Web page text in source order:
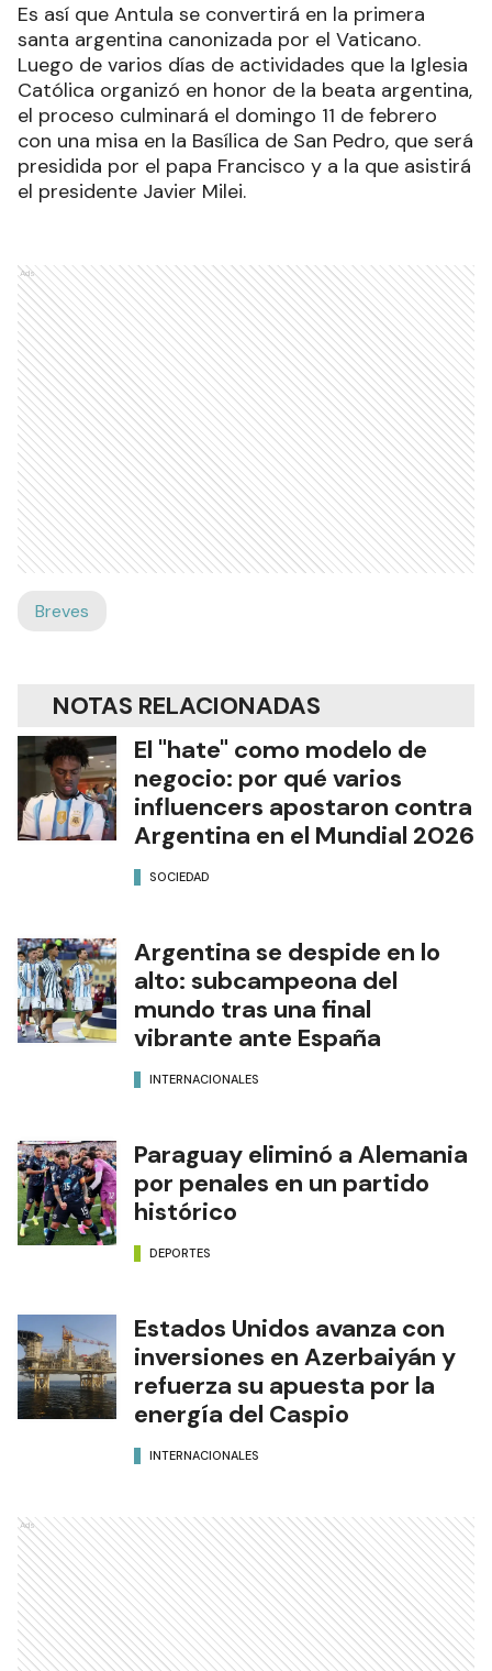
Es así que Antula se convertirá en la primera
santa argentina canonizada por el Vaticano.
Luego de varios días de actividades que la Iglesia
Católica organizó en honor de la beata argentina,
el proceso culminará el domingo 11 de febrero
con una misa en la Basílica de San Pedro, que será
presidida por el papa Francisco y a la que asistirá
el presidente Javier Milei.
Ads
Breves
NOTAS RELACIONADAS
El "hate" como modelo de
negocio: por qué varios
influencers apostaron contra
Argentina en el Mundial 2026
SOCIEDAD
Argentina se despide en lo
alto: subcampeona del
mundo tras una final
vibrante ante España
INTERNACIONALES
Paraguay eliminó a Alemania
por penales en un partido
histórico
DEPORTES
Estados Unidos avanza con
inversiones en Azerbaiyán y
refuerza su apuesta por la
energía del Caspio
INTERNACIONALES
Ads